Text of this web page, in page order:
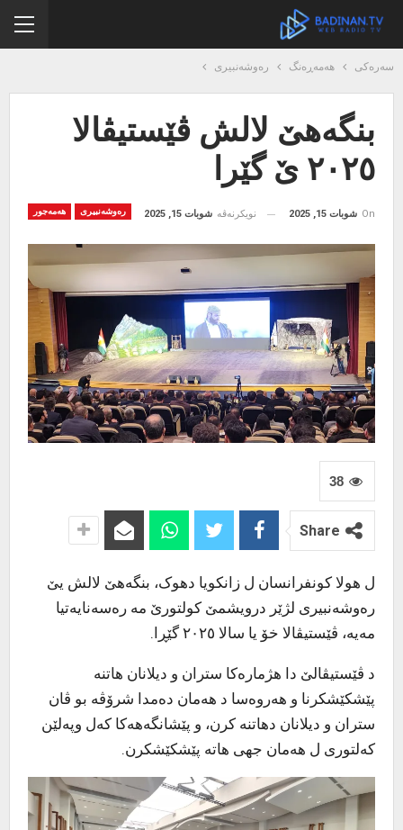
سەرەکی هەمەڕەنگ رەوشەنبیری
بنگەهێ لالش ڤێستیڤالا
٢٠٢٥ ێ گێرا
رەوشەنبیری هەمەجور On شوبات 15, 2025 نویکرنەڤەشوبات 15, 2025
38
Share
ل هولا کونفرانسان ل زانکویا دهوک، بنگەهێ لالش یێ
رەوشەنبیری لژێر درویشمێ کولتورێ مە رەسەنایەتیا
مەیە، ڤێستیڤالا خۆ یا سالا ٢٠٢٥ گێڕا.
د ڤێستیڤالێ دا هژمارەکا ستران و دیلانان هاتنە
پێشکێشکرنا و هەروەسا د هەمان دەمدا شرۆڤە بو ڤان
ستران و دیلانان دهاتنە کرن، و پێشانگەهەکا کەل وپەلێن
کەلتوری ل هەمان جهی هاتە پێشکێشکرن.